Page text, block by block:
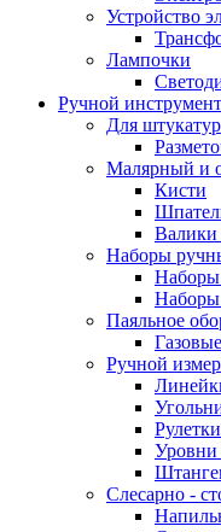
Устройство
Лампочки
Ручной инструмент
Для
Малярный и
Кисти
Валики
Наборы
Наборы
Наборы
Паяльное
Ручной
Уровни
Слесарно -